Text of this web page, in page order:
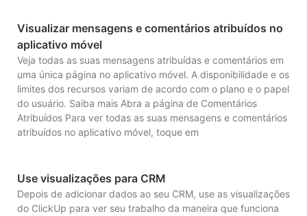
Visualizar mensagens e comentários atribuídos no
aplicativo móvel
Veja todas as suas mensagens atribuídas e comentários em
uma única página no aplicativo móvel. A disponibilidade e os
limites dos recursos variam de acordo com o plano e o papel
do usuário. Saiba mais Abra a página de Comentários
Atribuídos Para ver todas as suas mensagens e comentários
atribuídos no aplicativo móvel, toque em
Use visualizações para CRM
Depois de adicionar dados ao seu CRM, use as visualizações
do ClickUp para ver seu trabalho da maneira que funciona